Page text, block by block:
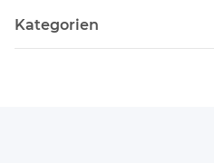
Kategorien